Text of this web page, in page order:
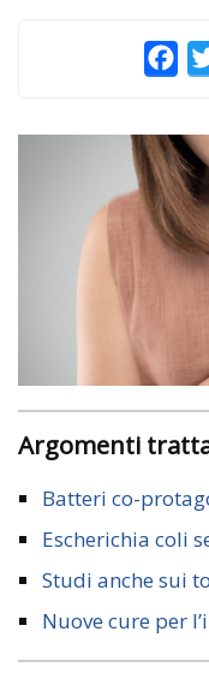
Argomenti
Batteri co-
Escherichia coli
Studi anche sui
Nuove cure per